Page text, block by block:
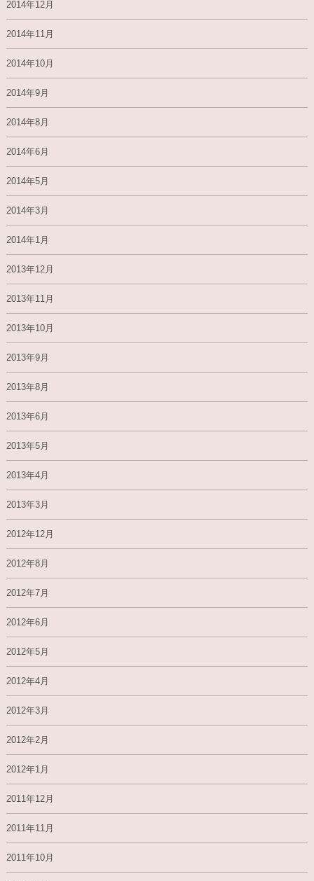
2014年12月
2014年11月
2014年10月
2014年9月
2014年8月
2014年6月
2014年5月
2014年3月
2014年1月
2013年12月
2013年11月
2013年10月
2013年9月
2013年8月
2013年6月
2013年5月
2013年4月
2013年3月
2012年12月
2012年8月
2012年7月
2012年6月
2012年5月
2012年4月
2012年3月
2012年2月
2012年1月
2011年12月
2011年11月
2011年10月